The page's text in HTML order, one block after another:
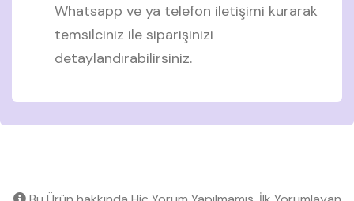
Whatsapp ve ya telefon iletişimi kurarak
temsilciniz ile siparişinizi
detaylandırabilirsiniz.